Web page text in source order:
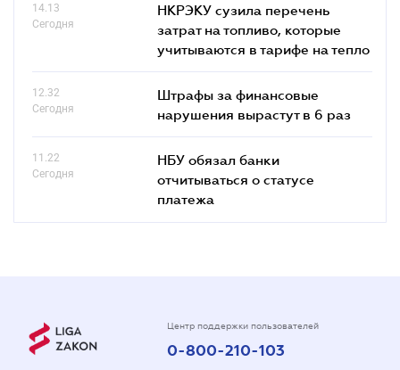
14.13
Сегодня
НКРЭКУ сузила перечень
затрат на топливо, которые
учитываются в тарифе на тепло
12.32
Сегодня
Штрафы за финансовые
нарушения вырастут в 6 раз
11.22
Сегодня
НБУ обязал банки
отчитываться о статусе
платежа
Центр поддержки пользователей
0-800-210-103